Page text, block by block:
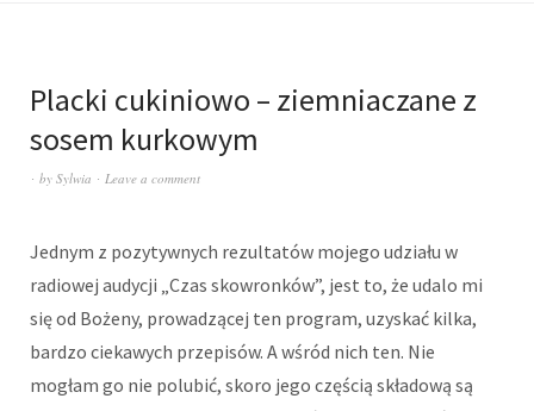
Placki cukiniowo – ziemniaczane z
sosem kurkowym
by Sylwia Leave a comment
Jednym z pozytywnych rezultatów mojego udziału w
radiowej audycji „Czas skowronków”, jest to, że udalo mi
się od Bożeny, prowadzącej ten program, uzyskać kilka,
bardzo ciekawych przepisów. A wśród nich ten. Nie
mogłam go nie polubić, skoro jego częścią składową są